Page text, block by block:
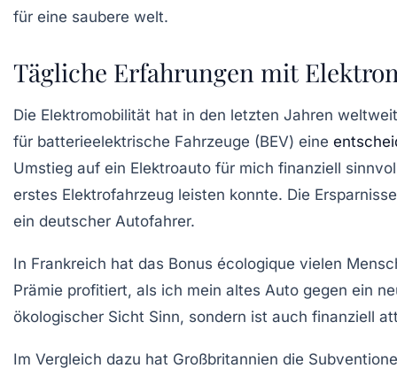
Tägliche Erfahrungen mit
Die Elektromobilität hat in den letzten Jahren
für batterieelektrische Fahrzeuge (BEV) eine
Umstieg auf ein Elektroauto für mich finanziell
erstes Elektrofahrzeug leisten konnte. Die
ein deutscher Autofahrer.
In Frankreich hat das Bonus écologique vielen
Prämie profitiert, als ich mein altes Auto gegen ein
ökologischer Sicht Sinn, sondern ist auch finanziell
Im Vergleich dazu hat Großbritannien die